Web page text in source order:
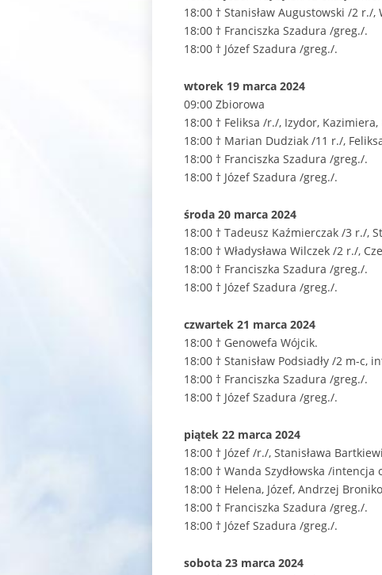
18:00 † Stanisław Augustowski /2 r./,
18:00 † Franciszka Szadura /greg./.
18:00 † Józef Szadura /greg./.
wtorek 19 marca 2024
09:00 Zbiorowa
18:00 † Feliksa /r./, Izydor, Kazimiera,
18:00 † Marian Dudziak /11 r./,
18:00 † Franciszka Szadura /greg./.
18:00 † Józef Szadura /greg./.
środa 20 marca 2024
18:00 † Tadeusz Kaźmierczak /3 r./,
18:00 † Władysława Wilczek /2 r./,
18:00 † Franciszka Szadura /greg./.
18:00 † Józef Szadura /greg./.
czwartek 21 marca 2024
18:00 † Genowefa Wójcik.
18:00 † Stanisław Podsiadły /2 m-c,
18:00 † Franciszka Szadura /greg./.
18:00 † Józef Szadura /greg./.
piątek 22 marca 2024
18:00 † Józef /r./, Stanisława
18:00 † Wanda Szydłowska /
18:00 † Helena, Józef, Andrzej
18:00 † Franciszka Szadura /greg./.
18:00 † Józef Szadura /greg./.
sobota 23 marca 2024